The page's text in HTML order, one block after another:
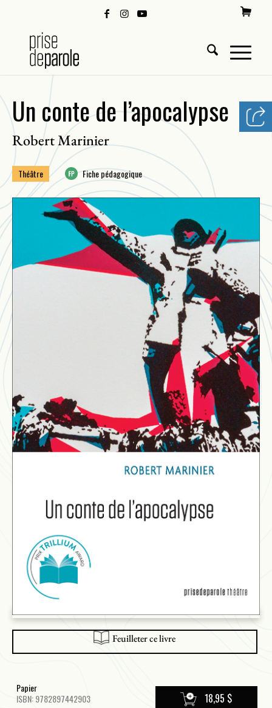
Un conte de l’apocalypse
Robert Marinier
Théâtre Fiche pédagogique
Feuilleter ce livre
Papier
ISBN: 9782897442903
18,95 $